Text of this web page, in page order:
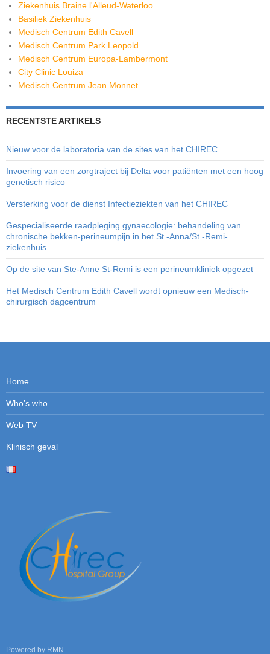
Ziekenhuis Braine l'Alleud-Waterloo
Basiliek Ziekenhuis
Medisch Centrum Edith Cavell
Medisch Centrum Park Leopold
Medisch Centrum Europa-Lambermont
City Clinic Louiza
Medisch Centrum Jean Monnet
RECENTSTE ARTIKELS
Nieuw voor de laboratoria van de sites van het CHIREC
Invoering van een zorgtraject bij Delta voor patiënten met een hoog
genetisch risico
Versterking voor de dienst Infectieziekten van het CHIREC
Gespecialiseerde raadpleging gynaecologie: behandeling van
chronische bekken-perineumpijn in het St.-Anna/St.-Remi-
ziekenhuis
Op de site van Ste-Anne St-Remi is een perineumkliniek opgezet
Het Medisch Centrum Edith Cavell wordt opnieuw een Medisch-
chirurgisch dagcentrum
Home
Who’s who
Web TV
Klinisch geval
Powered by RMN